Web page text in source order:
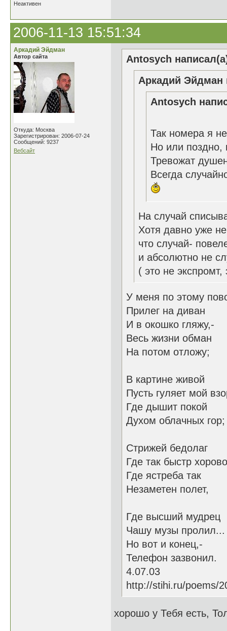
Неактивен
2006-11-13 15:51:34
Аркадий Эйдман
Автор сайта
Откуда: Москва
Зарегистрирован: 2006-07-24
Сообщений: 9237
Вебсайт
Antosych
Аркадий Эйдман
Antosych
Так номера я
Но или поздно,
Тревожат
Всегда
На случай
Хотя давно уже
что случай-
и абсолютно не
( это не
У меня по этому
Прилег на диван
И в окошко гляжу,-
Весь жизни обман
На потом отложу;
В картине живой
Пусть гуляет мой
Где дышит покой
Духом облачных гор;
Стрижей бедолаг
Где так быстр
Где ястреба так
Незаметен полет,
Где высший мудрец
Чашу музы пролил...
Но вот и конец,-
Телефон зазвонил.
4.07.03
http://stihi.ru/poems/
хорошо у Тебя есть,